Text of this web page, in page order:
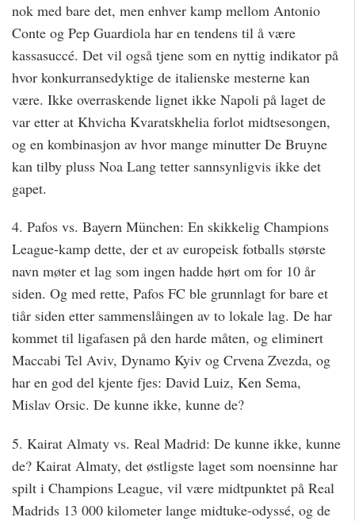
nok med bare det, men enhver kamp mellom Antonio
Conte og Pep Guardiola har en tendens til å være
kassasuccé. Det vil også tjene som en nyttig indikator på
hvor konkurransedyktige de italienske mesterne kan
være. Ikke overraskende lignet ikke Napoli på laget de
var etter at Khvicha Kvaratskhelia forlot midtsesongen,
og en kombinasjon av hvor mange minutter De Bruyne
kan tilby pluss Noa Lang tetter sannsynligvis ikke det
gapet.
4. Pafos vs. Bayern München: En skikkelig Champions
League-kamp dette, der et av europeisk fotballs største
navn møter et lag som ingen hadde hørt om for 10 år
siden. Og med rette, Pafos FC ble grunnlagt for bare et
tiår siden etter sammenslåingen av to lokale lag. De har
kommet til ligafasen på den harde måten, og eliminert
Maccabi Tel Aviv, Dynamo Kyiv og Crvena Zvezda, og
har en god del kjente fjes: David Luiz, Ken Sema,
Mislav Orsic. De kunne ikke, kunne de?
5. Kairat Almaty vs. Real Madrid: De kunne ikke, kunne
de? Kairat Almaty, det østligste laget som noensinne har
spilt i Champions League, vil være midtpunktet på Real
Madrids 13 000 kilometer lange midtuke-odyssé, og de